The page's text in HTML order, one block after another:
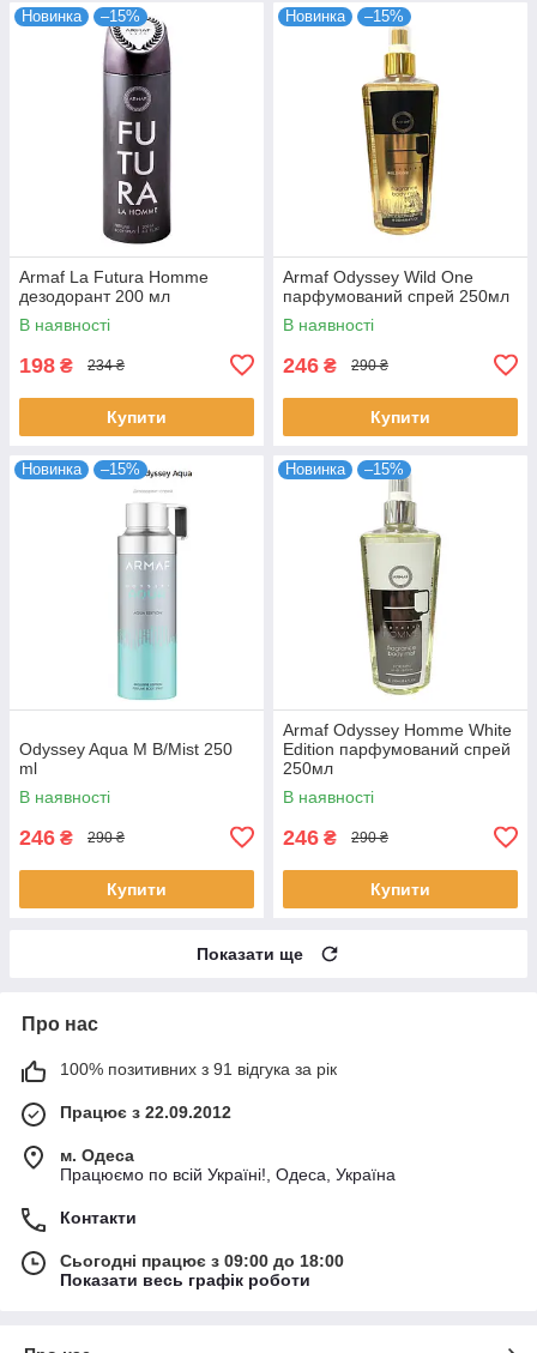
Новинка –15%
Armaf La Futura Homme
дезодорант 200 мл
В наявності
198 ₴ 234 ₴
Купити
Новинка –15%
Armaf Odyssey Wild One
парфумований спрей 250мл
В наявності
246 ₴ 290 ₴
Купити
Новинка –15%
Odyssey Aqua M B/Mist 250
ml
В наявності
246 ₴ 290 ₴
Купити
Новинка –15%
Armaf Odyssey Homme White
Edition парфумований спрей
250мл
В наявності
246 ₴ 290 ₴
Купити
Показати ще
Про нас
100% позитивних з 91 відгука за рік
Працює з 22.09.2012
м. Одеса
Працюємо по всій Україні!, Одеса, Україна
Контакти
Сьогодні працює з 09:00 до 18:00
Показати весь графік роботи